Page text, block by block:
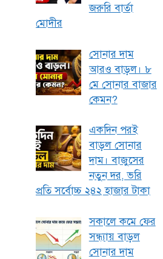
জরুরি বার্তা
মোদীর
সোনার দাম
আরও বাড়ল। ৮
মে সোনার বাজার
কেমন?
একদিন পরই
বাড়ল সোনার
দাম। বাজুসের
নতুন দর, ভরি
প্রতি সর্বোচ্চ ২৪২ হাজার টাকা
সকালে কমে ফের
সন্ধ্যায় বাড়ল
সোনার দাম